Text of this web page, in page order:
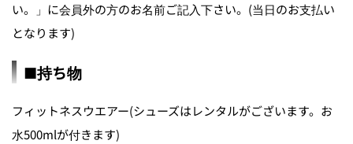
い。」に会員外の方のお名前ご記入下さい。(当日のお支払い
となります)
■持ち物
フィットネスウエアー(シューズはレンタルがございます。お
水500mlが付きます)